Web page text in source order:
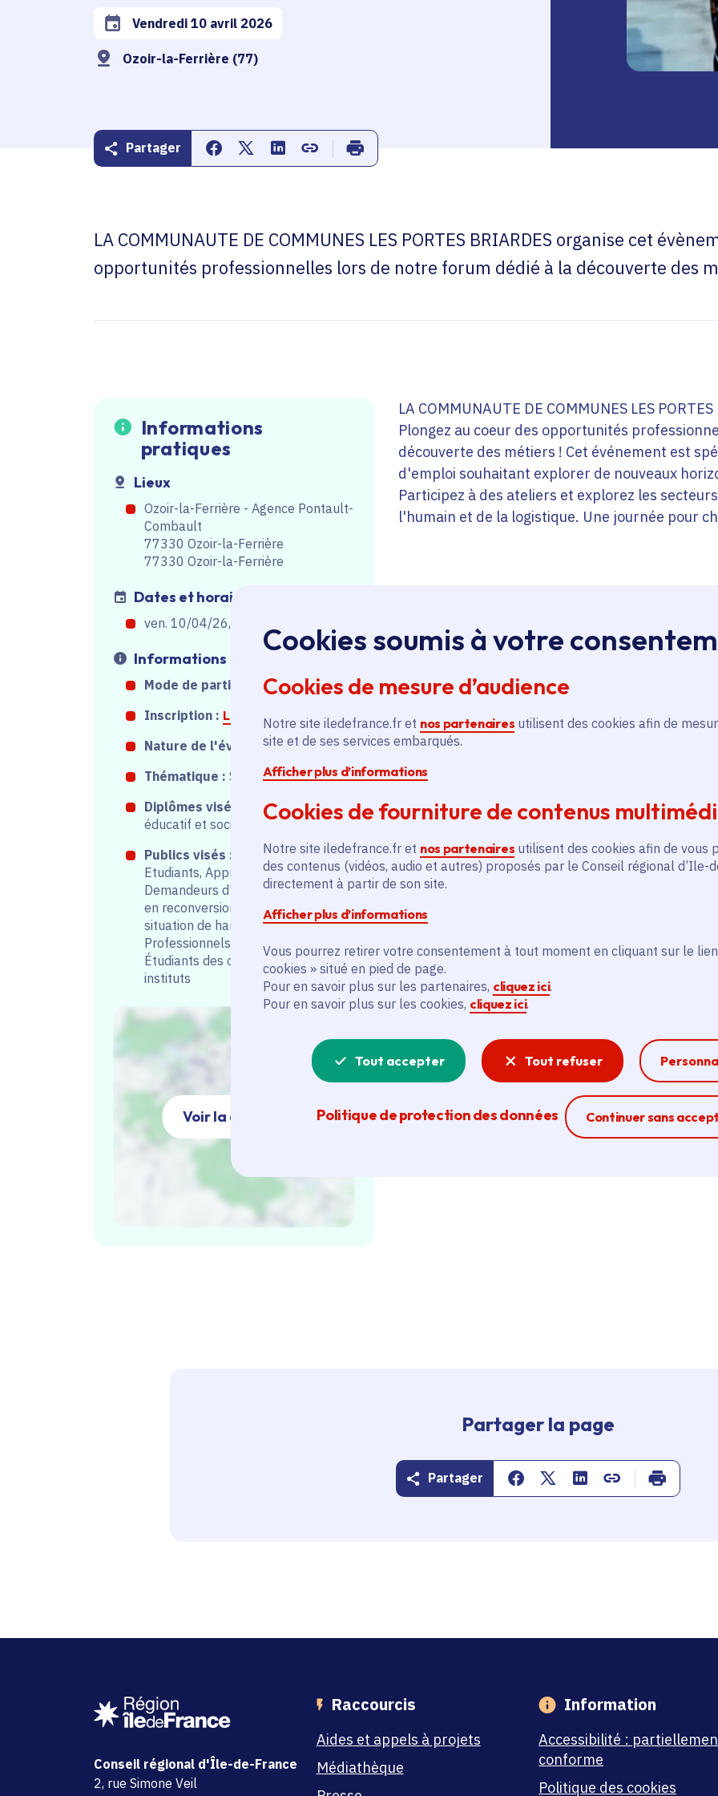
Cookies soumis à votre
Cookies de mesure d’audience
Notre site iledefrance.fr et nos partenaires utilisent des cookies afin de
site et de ses services embarqués.
Afficher plus d’informations
Cookies de fourniture de contenus
Notre site iledefrance.fr et nos partenaires utilisent des cookies afin de vous
des contenus (vidéos, audio et autres) proposés par le Conseil régional d’Ile-
directement à partir de son site.
Afficher plus d’informations
Vous pourrez retirer votre consentement à tout moment en cliquant sur le
cookies » situé en pied de page.
Pour en savoir plus sur les partenaires, cliquez ici.
Pour en savoir plus sur les cookies, cliquez ici.
Tout accepter Tout refuser
Politique de protection des données Continuer sans
Ferme la
Date de l'arrêté
Vendredi 10 avril 2026
Ozoir-la-Ferrière (77)
Partager Partager sur Facebook
Partager sur Twitter
Partager sur Linkedin
Copier dans le presse-papier
Imprimer
LA COMMUNAUTE DE COMMUNES LES PORTES BRIARDES organise cet
opportunités professionnelles lors de notre forum dédié à la découverte des
Informations
pratiques
Lieux
Ozoir-la-Ferrière - Agence Pontault-
Combault
77330 Ozoir-la-Ferrière
77330 Ozoir-la-Ferrière
Dates et horaires
ven. 10/04/26, de 09h00
Informations
Mode de participation :Sur place
Inscription : Lien inscription
Nature de l'événement :Forum
Thématique : Social
Diplômes visés :
Accompagnant(e)
éducatif et social (AES)
Publics visés :
Collégiens, Lycéens,
Etudiants, Apprentis, Parents,
Demandeurs d'emploi, Personnes
en reconversion, Personnes en
situation de handicap,
Professionnels de l'orientation,
Étudiants des organismes et
instituts
Voir la carte
LA COMMUNAUTE DE COMMUNES LES
Plongez au coeur des opportunités
découverte des métiers ! Cet événement est
d'emploi souhaitant explorer de nouveaux
Participez à des ateliers et explorez les
l'humain et de la logistique. Une journée pour
Partager la page
Partager Partager sur Facebook
Partager sur Twitter
Partager sur Linkedin
Copier dans le
Imprimer
Conseil régional d'Île-de-France
adresse
2, rue Simone Veil
Raccourcis
Aides et appels à projets
Médiathèque
Information
Accessibilité :
conforme
Politique des cookies